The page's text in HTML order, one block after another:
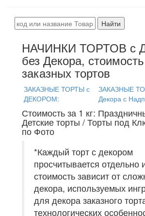
Найти
НАЧИНКИ ТОРТОВ с
без Декора,
заказных тортов
ЗАКАЗНЫЕ ТОРТЫ с
ДЕКОРОМ:
ЗАКАЗНЫЕ
Декора с
Стоимость за 1 кг:
Детские торты / Торты под
по Фото
*Каждый торт с декором
просчитывается отдельно
стоимость зависит от
декора, используемых
для декора заказного
технологических